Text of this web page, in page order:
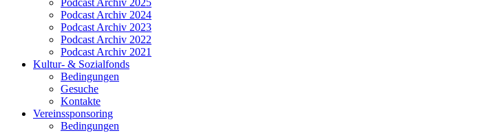
Podcast Archiv 2025
Podcast Archiv 2024
Podcast Archiv 2023
Podcast Archiv 2022
Podcast Archiv 2021
Kultur- & Sozialfonds
Bedingungen
Gesuche
Kontakte
Vereinssponsoring
Bedingungen